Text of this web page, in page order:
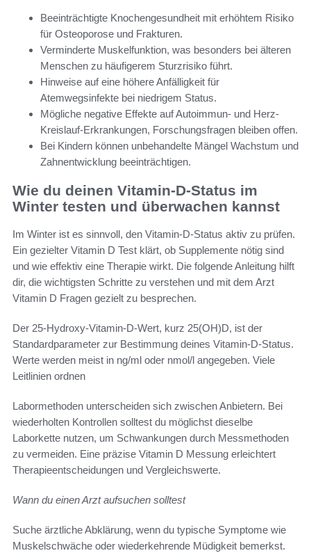
Beeinträchtigte Knochengesundheit mit erhöhtem Risiko
für Osteoporose und Frakturen.
Verminderte Muskelfunktion, was besonders bei älteren
Menschen zu häufigerem Sturzrisiko führt.
Hinweise auf eine höhere Anfälligkeit für
Atemwegsinfekte bei niedrigem Status.
Mögliche negative Effekte auf Autoimmun- und Herz-
Kreislauf-Erkrankungen, Forschungsfragen bleiben offen.
Bei Kindern können unbehandelte Mängel Wachstum und
Zahnentwicklung beeinträchtigen.
Wie du deinen Vitamin-D-Status im
Winter testen und überwachen kannst
Im Winter ist es sinnvoll, den Vitamin-D-Status aktiv zu prüfen.
Ein gezielter Vitamin D Test klärt, ob Supplemente nötig sind
und wie effektiv eine Therapie wirkt. Die folgende Anleitung hilft
dir, die wichtigsten Schritte zu verstehen und mit dem Arzt
Vitamin D Fragen gezielt zu besprechen.
Der 25-Hydroxy-Vitamin-D-Wert, kurz 25(OH)D, ist der
Standardparameter zur Bestimmung deines Vitamin-D-Status.
Werte werden meist in ng/ml oder nmol/l angegeben. Viele
Leitlinien ordnen
Labormethoden unterscheiden sich zwischen Anbietern. Bei
wiederholten Kontrollen solltest du möglichst dieselbe
Laborkette nutzen, um Schwankungen durch Messmethoden
zu vermeiden. Eine präzise Vitamin D Messung erleichtert
Therapieentscheidungen und Vergleichswerte.
Wann du einen Arzt aufsuchen solltest
Suche ärztliche Abklärung, wenn du typische Symptome wie
Muskelschwäche oder wiederkehrende Müdigkeit bemerkst.